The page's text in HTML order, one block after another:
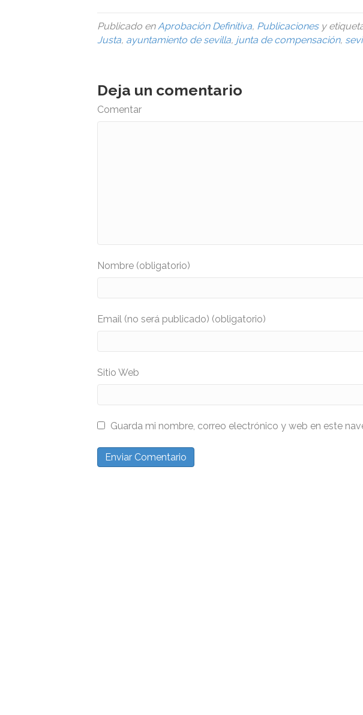
Publicado enAprobación Definitiva, Publicacionesy
Justa, ayuntamiento de sevilla, junta de compensación,
Deja un comentario
Comentar
Nombre (obligatorio)
Email (no será publicado) (obligatorio)
Sitio Web
Guarda mi nombre, correo electrónico y web en este